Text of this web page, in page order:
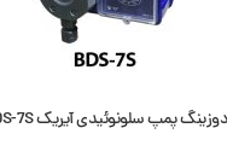
دوزینگ پمپ سلونوئیدی آیریک BDS-7S